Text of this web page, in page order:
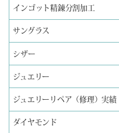
インゴット精錬分割加工
サングラス
シザー
ジュエリー
ジュエリーリペア（修理）実績
ダイヤモンド